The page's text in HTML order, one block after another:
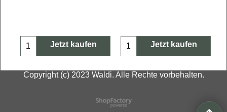
Jetzt kaufen Jetzt kaufen
Copyright (c) 2023 Waldi. Alle Rechte vorbehalten.
WebShop erstellt mit
ShopFactory Shop